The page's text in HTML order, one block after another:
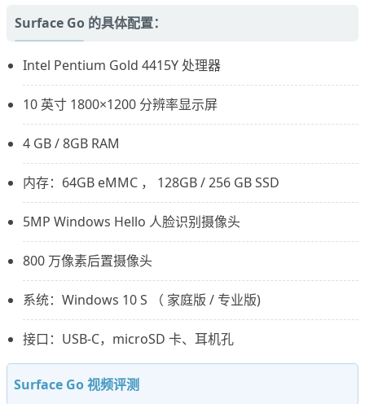
Surface Go 的具体配置：
Intel Pentium Gold 4415Y 处理器
10 英寸 1800×1200 分辨率显示屏
4 GB / 8GB RAM
内存：64GB eMMC ， 128GB / 256 GB SSD
5MP Windows Hello 人脸识别摄像头
800 万像素后置摄像头
系统：Windows 10 S （ 家庭版 / 专业版)
接口：USB-C，microSD 卡、耳机孔
Surface Go 视频评测